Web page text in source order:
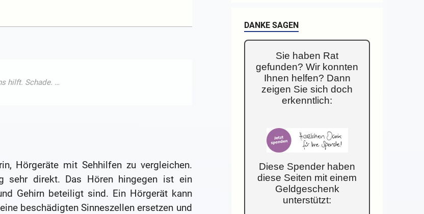
Hörgeräte mit Sehhilfen zu vergleichen.
sehr direkt. Das Hören hingegen ist ein
Gehirn beteiligt sind. Ein Hörgerät kann
beschädigten Sinneszellen ersetzen und
DANKE SAGEN
Sie haben Rat
gefunden? Wir konnten
Ihnen helfen? Dann
zeigen Sie sich doch
erkenntlich:
Diese Spender haben
diese Seiten mit einem
Geldgeschenk
unterstützt: